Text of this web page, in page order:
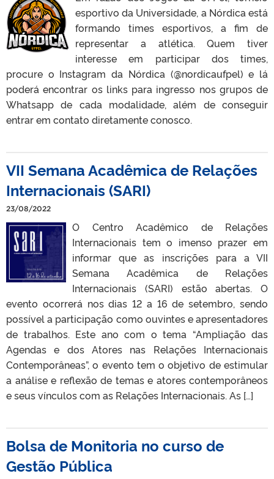
esportivo da Universidade, a Nórdica está
formando times esportivos, a fim de
representar a atlética. Quem tiver
interesse em participar dos times,
procure o Instagram da Nórdica (@nordicaufpel) e lá
poderá encontrar os links para ingresso nos grupos de
Whatsapp de cada modalidade, além de conseguir
entrar em contato diretamente conosco.
VII Semana Acadêmica de Relações
Internacionais (SARI)
23/08/2022
O Centro Acadêmico de Relações
Internacionais tem o imenso prazer em
informar que as inscrições para a VII
Semana Acadêmica de Relações
Internacionais (SARI) estão abertas. O
evento ocorrerá nos dias 12 a 16 de setembro, sendo
possível a participação como ouvintes e apresentadores
de trabalhos. Este ano com o tema “Ampliação das
Agendas e dos Atores nas Relações Internacionais
Contemporâneas”, o evento tem o objetivo de estimular
a análise e reflexão de temas e atores contemporâneos
e seus vínculos com as Relações Internacionais. As […]
Bolsa de Monitoria no curso de
Gestão Pública